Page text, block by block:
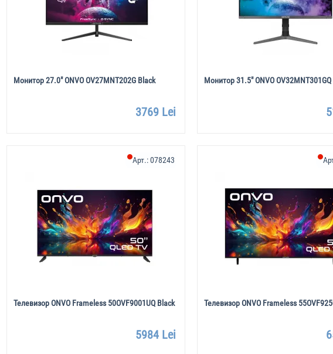
Монитор 27.0" ONVO OV27MNT202G Black
3769 Lei
Монитор 31.5" ONVO
Телевизор ONVO Frameless 50OVF9001UQ Black
Арт.:078243
5984 Lei
Телевизор ONVO Frameless